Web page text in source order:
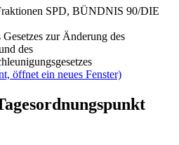
SPD, BÜNDNIS 90/DIE
zur Änderung des
des
öffnet ein neues Fenster)